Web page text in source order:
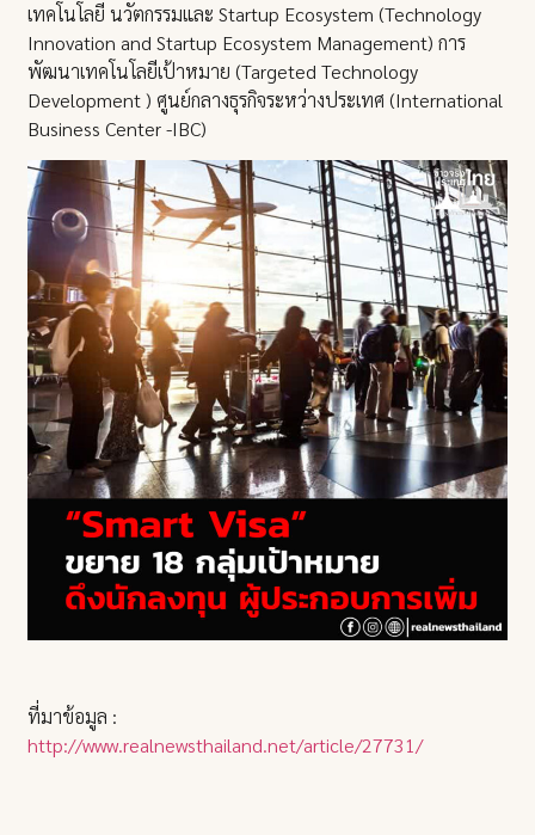
เทคโนโลยี นวัตกรรมและ Startup Ecosystem (Technology
Innovation and Startup Ecosystem Management) การ
พัฒนาเทคโนโลยีเป้าหมาย (Targeted Technology
Development ) ศูนย์กลางธุรกิจระหว่างประเทศ (International
Business Center -IBC)
ที่มาข้อมูล :
http://www.realnewsthailand.net/article/27731/